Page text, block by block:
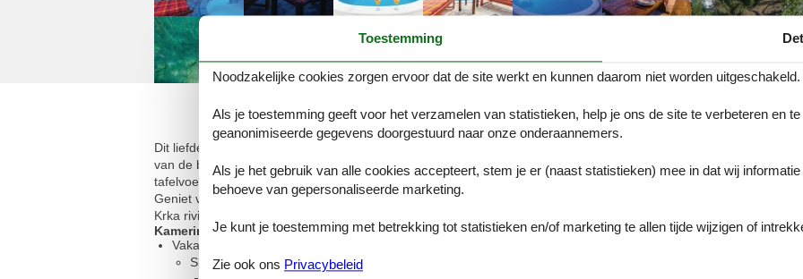
Beschrijving
Dit liefdevol gerenoveerde, eeuwenoude vakantiehuis ligt in het gezellige, kleine dorpje Neven, bijna midden in
van de begane grond naar de zolder. Het schuine plafond op de bovenverdieping is ongeveer 120 cm hoog. Het
tafelvoetbal zorgen voor plezier en vermaak. Tegen betaling kun je ook een elektrische scooter huren.
Geniet van de rust en stilte van de landelijke omgeving en als je hier gaat wandelen, bezoek dan de ruïnes van
Krka rivier om af te koelen. Een bezoek aan de Krka watervallen en het prachtige stadje ibenik is een must.
Kamerindeling
Vakantiewoning
Slaapkamer, 2 personen
Toestemming
Noodzakelijke cookies zorgen ervoor dat de site werkt en kunnen daarom niet worden uitgeschakeld.
Als je toestemming geeft voor het verzamelen van statistieken, help je ons de site te verbeteren en
geanonimiseerde gegevens doorgestuurd naar onze onderaannemers.
Als je het gebruik van alle cookies accepteert, stem je er (naast statistieken) mee in dat wij
behoeve van gepersonaliseerde marketing.
Je kunt je toestemming met betrekking tot statistieken en/of marketing te allen tijde wijzigen of
Zie ook ons Privacybeleid